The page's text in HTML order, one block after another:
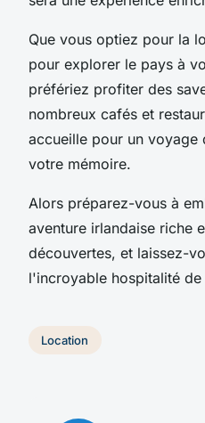
Que vous optiez pour la
pour explorer le pays à
préfériez profiter des
nombreux cafés et
accueille pour un voyage
votre mémoire.
Alors préparez-vous à
aventure irlandaise riche
découvertes, et laissez-
l'incroyable hospitalité
Location